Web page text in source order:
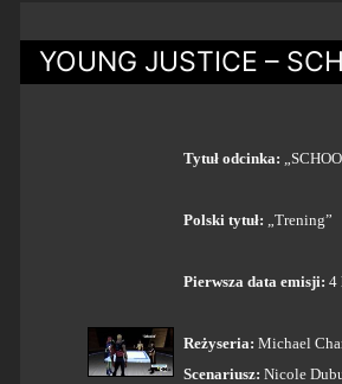
YOUNG JUSTICE –
Tytuł odcinka:
Polski tytuł: „Trening”
Pierwsza data emisji: 4
Reżyseria: Michael
Scenariusz: Nicole